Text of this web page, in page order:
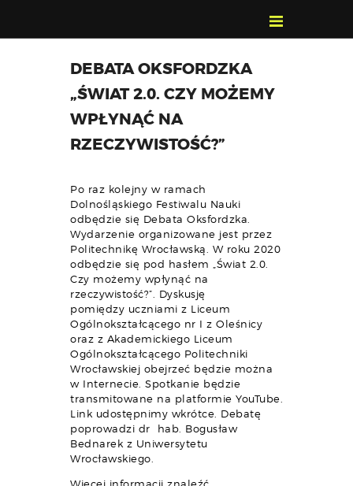
POZNAJ, POLUB,
PAMIĘTAJ!
O FESTIWALU
PROGRAM
KONTAKT
WYDARZEŃ
DEBATA OKSFORDZKA
„ŚWIAT 2.0. CZY MOŻEMY
WPŁYNĄĆ NA
RZECZYWISTOŚĆ?”
Po raz kolejny w ramach
Dolnośląskiego Festiwalu Nauki
odbędzie się Debata Oksfordzka.
Wydarzenie organizowane jest przez
Politechnikę Wrocławską. W roku 2020
odbędzie się pod hasłem „Świat 2.0.
Czy możemy wpłynąć na
rzeczywistość?”. Dyskusję
pomiędzy uczniami z Liceum
Ogólnokształcącego nr I z Oleśnicy
oraz z Akademickiego Liceum
Ogólnokształcącego Politechniki
Wrocławskiej obejrzeć będzie można
w Internecie. Spotkanie będzie
transmitowane na platformie YouTube.
Link udostępnimy wkrótce. Debatę
poprowadzi dr hab. Bogusław
Bednarek z Uniwersytetu
Wrocławskiego.